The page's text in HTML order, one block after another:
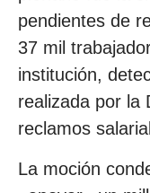
pendientes de
37 mil
institución,
realizada por la
reclamos
La moción